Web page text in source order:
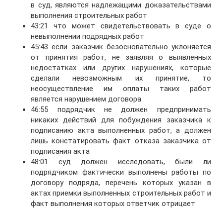
в суд, являются надлежащими доказательствами
выполнения строительных работ
43:21 что может свидетельствовать в суде о
невыполнении подрядных работ
45:43 если заказчик безосновательно уклоняется
от принятия работ, не заявляя о выявленных
недостатках или других нарушениях, которые
сделали невозможным их принятие, то
неосуществление им оплаты таких работ
является нарушением договора
46:55 подрядчик не должен предпринимать
никаких действий для побуждения заказчика к
подписанию акта выполненных работ, а должен
лишь констатировать факт отказа заказчика от
подписания акта
48:01 суд должен исследовать, были ли
подрядчиком фактически выполнены работы по
договору подряда, перечень которых указан в
актах приемки выполненных строительных работ и
факт выполнения которых ответчик отрицает